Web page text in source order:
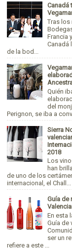
Canadá
Tras los
Francia
Canadá
de la bod...
Quién
del
Perignon, se iba a
Sierra
2018
Los
han
de uno de los
internacional, el Chall...
Guía de
En esta
Guía de
ser un
refiere a este ...